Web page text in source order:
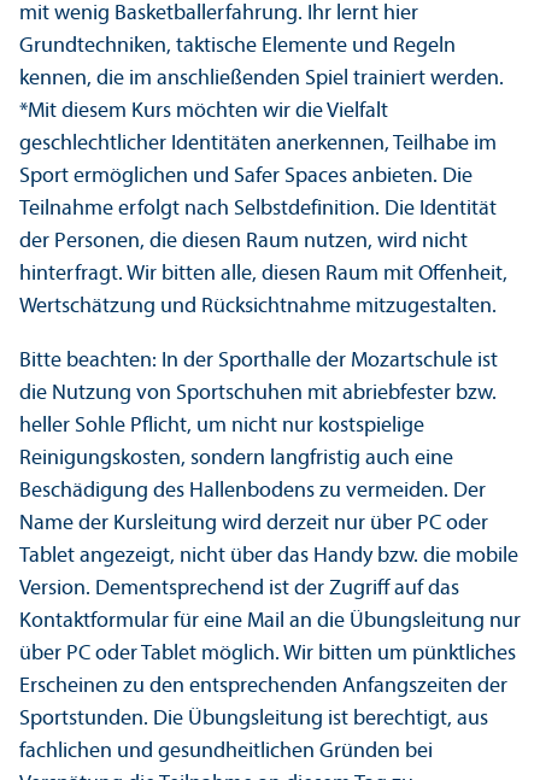
mit wenig Basketballerfahrung. Ihr lernt hier
Grundtechniken, taktische Elemente und Regeln
kennen, die im anschließenden Spiel trainiert werden.
*Mit diesem Kurs möchten wir die Vielfalt
geschlechtlicher Identitäten anerkennen, Teilhabe im
Sport ermöglichen und Safer Spaces anbieten. Die
Teilnahme erfolgt nach Selbstdefinition. Die Identität
der Personen, die diesen Raum nutzen, wird nicht
hinterfragt. Wir bitten alle, diesen Raum mit Offenheit,
Wertschätzung und Rücksichtnahme mitzugestalten.
Bitte beachten: In der Sporthalle der Mozartschule ist
die Nutzung von Sportschuhen mit abriebfester bzw.
heller Sohle Pflicht, um nicht nur kostspielige
Reinigungskosten, sondern langfristig auch eine
Beschädigung des Hallenbodens zu vermeiden. Der
Name der Kursleitung wird derzeit nur über PC oder
Tablet angezeigt, nicht über das Handy bzw. die mobile
Version. Dementsprechend ist der Zugriff auf das
Kontaktformular für eine Mail an die Übungsleitung nur
über PC oder Tablet möglich. Wir bitten um pünktliches
Erscheinen zu den entsprechenden Anfangszeiten der
Sportstunden. Die Übungsleitung ist berechtigt, aus
fachlichen und gesundheitlichen Gründen bei